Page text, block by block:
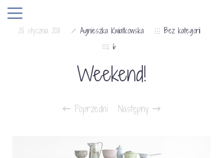
28 stycznia 2011 Agnieszka Kwiatkowska
Bez kategorii
6
Weekend!
Poprzedni Następny